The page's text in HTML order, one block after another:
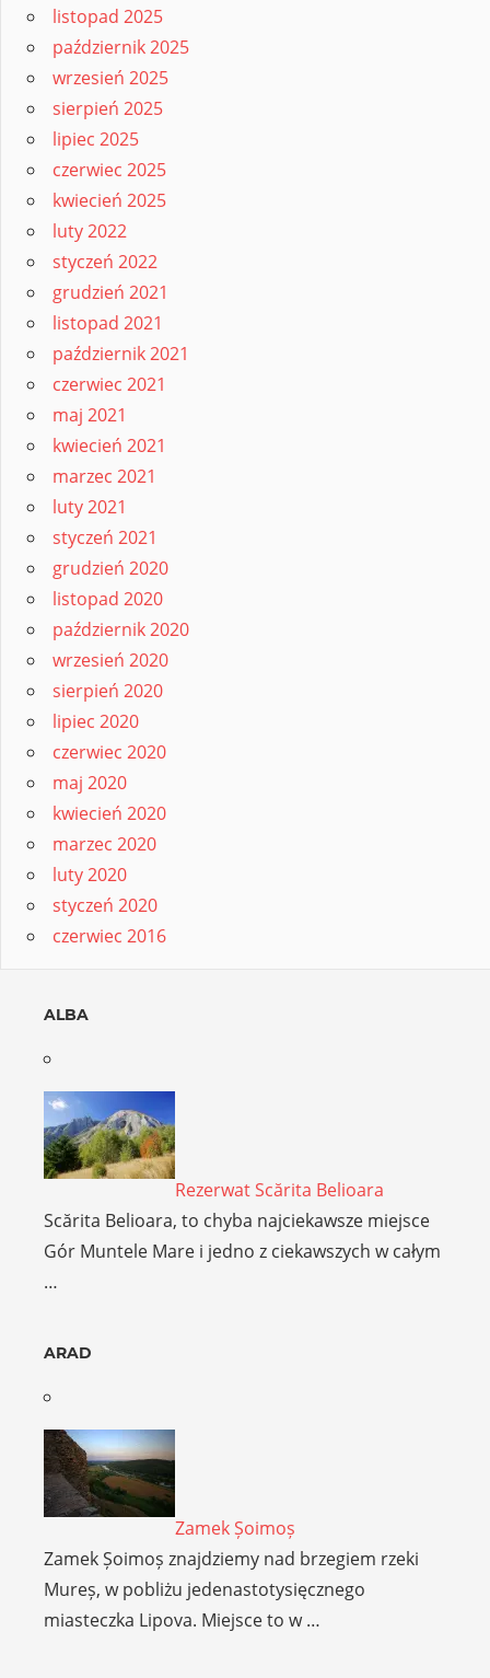
listopad 2025
październik 2025
wrzesień 2025
sierpień 2025
lipiec 2025
czerwiec 2025
kwiecień 2025
luty 2022
styczeń 2022
grudzień 2021
listopad 2021
październik 2021
czerwiec 2021
maj 2021
kwiecień 2021
marzec 2021
luty 2021
styczeń 2021
grudzień 2020
listopad 2020
październik 2020
wrzesień 2020
sierpień 2020
lipiec 2020
czerwiec 2020
maj 2020
kwiecień 2020
marzec 2020
luty 2020
styczeń 2020
czerwiec 2016
ALBA
Rezerwat Scărita Belioara
Scărita Belioara, to chyba najciekawsze miejsce
Gór Muntele Mare i jedno z ciekawszych w całym
…
ARAD
Zamek Șoimoș
Zamek Șoimoș znajdziemy nad brzegiem rzeki
Mureș, w pobliżu jedenastotysięcznego
miasteczka Lipova. Miejsce to w …